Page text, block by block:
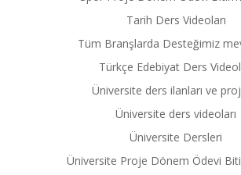
Tarih Ders Videoları
Tüm Branşlarda Desteğimiz
Türkçe Edebiyat Ders
Üniversite ders ilanları ve
Üniversite ders videoları
Üniversite Dersleri
Üniversite Proje Dönem Ödevi